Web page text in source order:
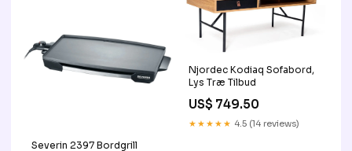
Severin 2397 Bordgrill
Njordec Kodiaq Sofabord,
Lys Træ Tilbud
US$ 749.50
★★★★★ 4.5 (14 reviews)